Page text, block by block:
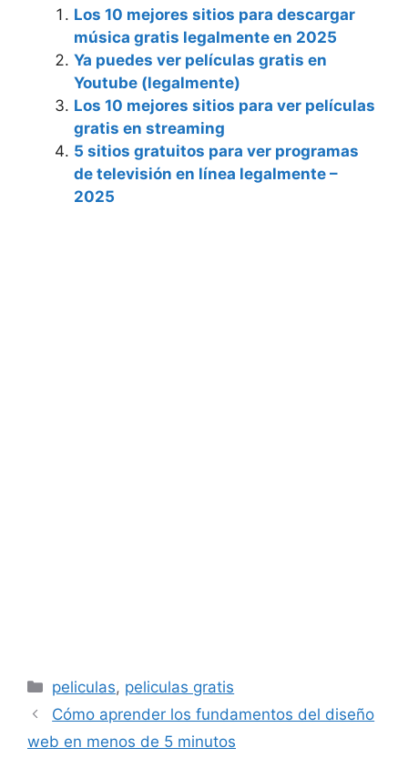
Los 10 mejores sitios para descargar
música gratis legalmente en 2025
Ya puedes ver películas gratis en
Youtube (legalmente)
Los 10 mejores sitios para ver películas
gratis en streaming
5 sitios gratuitos para ver programas
de televisión en línea legalmente –
2025
Categorías
peliculas, peliculas gratis
Cómo aprender los fundamentos del diseño
web en menos de 5 minutos